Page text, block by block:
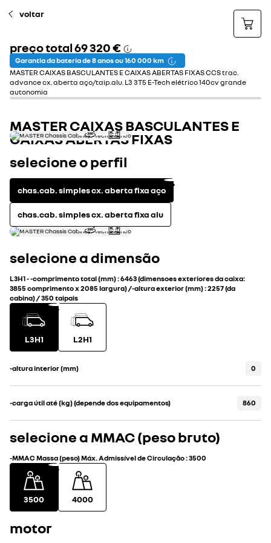
voltar
preço total69 320 €
Garantia da bateria de 8 anos ou 160 000 km
MASTER CAIXAS BASCULANTES E CAIXAS ABERTAS FIXAS CCS trac.
advance cx. aberta aço/taip.alu. L3 3T5 E-Tech elétrico 140cv grande
autonomia
MASTER CAIXAS BASCULANTES E
CAIXAS ABERTAS FIXAS
selecione o perfil
chas.cab. simples cx. aberta fixa aço
chas.cab. simples cx. aberta fixa alu
selecione a dimensão
L3H1--comprimento total (mm):6463 (dimensoes exteriores da caixa:
3855 comprimento x 2085 largura)/-altura exterior (mm):2257 (da
cabina) / 350 taipais
L3H1 L2H1
-altura interior (mm) 0
-carga útil até (kg) (depende dos equipamentos) 860
selecione a MMAC (peso bruto)
-MMAC Massa (peso) Máx. Admissível de Circulação:3500
3500 4000
motor